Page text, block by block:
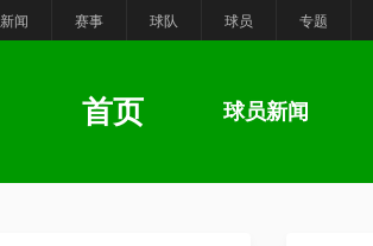
新闻 赛事 球队 球员 专题
首页 球员新闻